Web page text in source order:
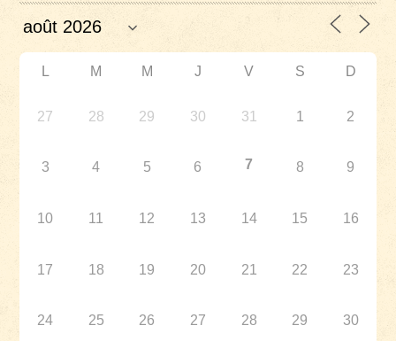
L M M J V S D
27 28 29 30 31 1 2
3 4 5 6 7 8 9
10 11 12 13 14 15 16
17 18 19 20 21 22 23
24 25 26 27 28 29 30